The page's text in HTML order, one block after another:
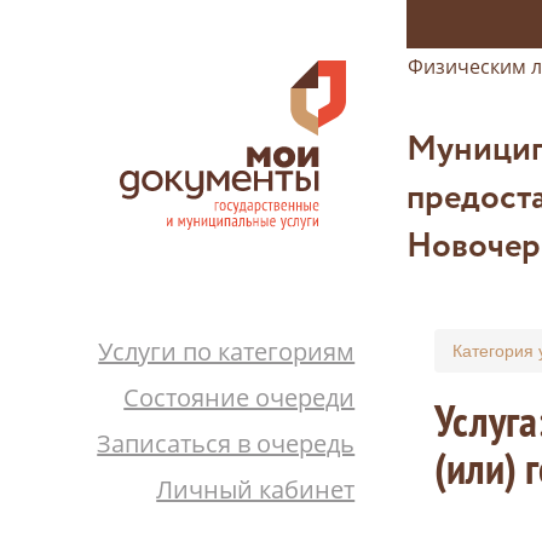
Физическим
Услуги по категориям
Состояние очереди
Записаться в очередь
Личный кабинет
Категория
(или)